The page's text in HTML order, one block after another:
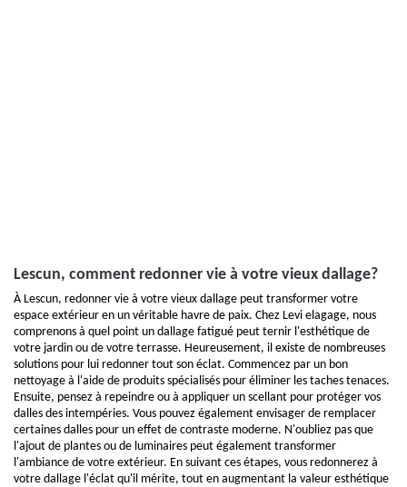
Lescun, comment redonner vie à votre vieux dallage?
À Lescun, redonner vie à votre vieux dallage peut transformer votre
espace extérieur en un véritable havre de paix. Chez Levi elagage, nous
comprenons à quel point un dallage fatigué peut ternir l'esthétique de
votre jardin ou de votre terrasse. Heureusement, il existe de nombreuses
solutions pour lui redonner tout son éclat. Commencez par un bon
nettoyage à l'aide de produits spécialisés pour éliminer les taches tenaces.
Ensuite, pensez à repeindre ou à appliquer un scellant pour protéger vos
dalles des intempéries. Vous pouvez également envisager de remplacer
certaines dalles pour un effet de contraste moderne. N'oubliez pas que
l'ajout de plantes ou de luminaires peut également transformer
l'ambiance de votre extérieur. En suivant ces étapes, vous redonnerez à
votre dallage l'éclat qu'il mérite, tout en augmentant la valeur esthétique